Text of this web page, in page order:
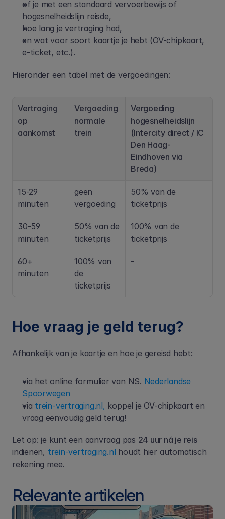
of je met een standaard vervoerbewijs of
hogesnelheidslijn reisde,
hoe lang je vertraging had,
en wat voor soort kaartje je hebt (OV-chipkaart,
e-ticket, etc.).
Hieronder een tabel met de vergoedingen:
Vertraging
op
aankomst
Vergoeding
normale
trein
Vergoeding
hogesnelheidslijn
(Intercity direct / IC
Den Haag-
Eindhoven via
Breda)
15-29
minuten
geen
vergoeding
50% van de
ticketprijs
30-59
minuten
50% van de
ticketprijs
100% van de
ticketprijs
60+
minuten
100% van
de
ticketprijs
-
Hoe vraag je geld terug?
Afhankelijk van je kaartje en hoe je gereisd hebt:
via het online formulier van NS. Nederlandse
Spoorwegen
via trein-vertraging.nl, koppel je OV-chipkaart en
vraag eenvoudig geld terug!
Let op: je kunt een aanvraag pas 24 uur ná je reis
indienen, trein-vertraging.nl houdt hier automatisch
rekening mee.
Relevante artikelen